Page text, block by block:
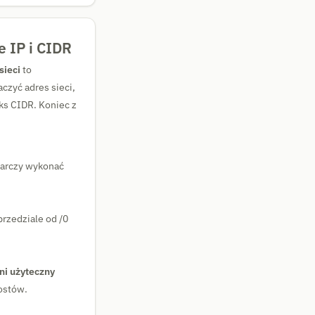
IP i CIDR
to
adres sieci,
CIDR. Koniec z
wykonać
od /0
użyteczny